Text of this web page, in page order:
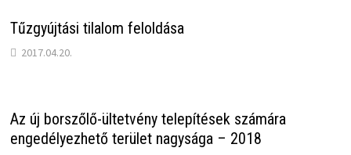
Tűzgyújtási tilalom feloldása
2017.04.20.
Az új borszőlő-ültetvény telepítések számára
engedélyezhető terület nagysága – 2018